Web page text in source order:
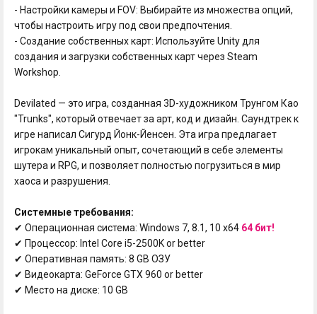
- Настройки камеры и FOV: Выбирайте из множества опций,
чтобы настроить игру под свои предпочтения.
- Создание собственных карт: Используйте Unity для
создания и загрузки собственных карт через Steam
Workshop.
Devilated — это игра, созданная 3D-художником Трунгом Као
"Trunks", который отвечает за арт, код и дизайн. Саундтрек к
игре написал Сигурд Йонк-Йенсен. Эта игра предлагает
игрокам уникальный опыт, сочетающий в себе элементы
шутера и RPG, и позволяет полностью погрузиться в мир
хаоса и разрушения.
Системные требования:
✔ Операционная система: Windows 7, 8.1, 10 x64 64 бит!
✔ Процессор: Intel Core i5-2500K or better
✔ Оперативная память: 8 GB ОЗУ
✔ Видеокарта: GeForce GTX 960 or better
✔ Место на диске: 10 GB